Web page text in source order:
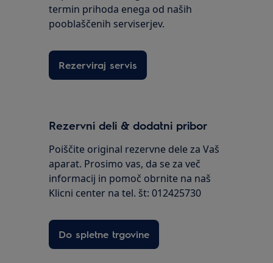
termin prihoda enega od naših
pooblaščenih serviserjev.
Rezerviraj servis
Rezervni deli & dodatni pribor
Poiščite original rezervne dele za Vaš
aparat. Prosimo vas, da se za več
informacij in pomoč obrnite na naš
Klicni center na tel. št: 012425730
Do spletne trgovine